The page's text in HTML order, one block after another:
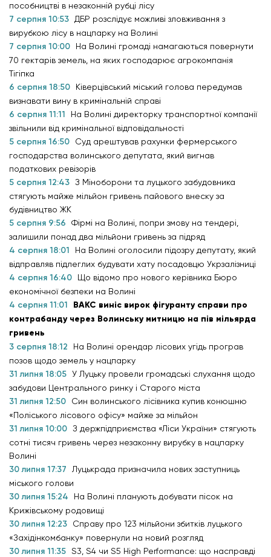
пособництві в незаконній рубці лісу
7 серпня 10:53
ДБР розслідує можливі зловживання з
вирубкою лісу в нацпарку на Волині
7 серпня 10:00
На Волині громаді намагаються повернути
70 гектарів земель, на яких господарює агрокомпанія
Тігіпка
6 серпня 18:50
Ківерцівський міський голова передумав
визнавати вину в кримінальній справі
6 серпня 11:11
На Волині директорку транспортної компанії
звільнили від кримінальної відповідальності
5 серпня 16:50
Суд арештував рахунки фермерського
господарства волинського депутата, який вигнав
податкових ревізорів
5 серпня 12:43 З Міноборони та луцького забудовника
стягують майже мільйон гривень пайового внеску за
будівництво ЖК
5 серпня 9:56
Фірмі на Волині, попри змову на тендері,
залишили понад два мільйони гривень за підряд
4 серпня 18:01
На Волині оголосили підозру депутату, який
відправляв підлеглих будувати хату посадовцю Укрзалізниці
4 серпня 16:40
Що відомо про нового керівника Бюро
економічної безпеки на Волині
4 серпня 11:01
ВАКС виніс вирок фігуранту справи про
контрабанду через Волинську митницю на пів мільярда
гривень
3 серпня 18:12
На Волині орендар лісових угідь програв
позов щодо земель у нацпарку
31 липня 18:05 У Луцьку провели громадські слухання щодо
забудови Центрального ринку і Старого міста
31 липня 12:50
Син волинського лісівника купив конюшню
«Поліського лісового офісу» майже за мільйон
31 липня 10:00 З держпідприємства «Ліси України» стягують
сотні тисяч гривень через незаконну вирубку в нацпарку
Волині
30 липня 17:37
Луцькрада призначила нових заступниць
міського голови
30 липня 15:24
На Волині планують добувати пісок на
Крижівському родовищі
30 липня 12:23
Справу про 123 мільйони збитків луцького
«Західінкомбанку» повернули на новий розгляд
30 липня 11:35 S3, S4 чи S5 High Performance: що насправді